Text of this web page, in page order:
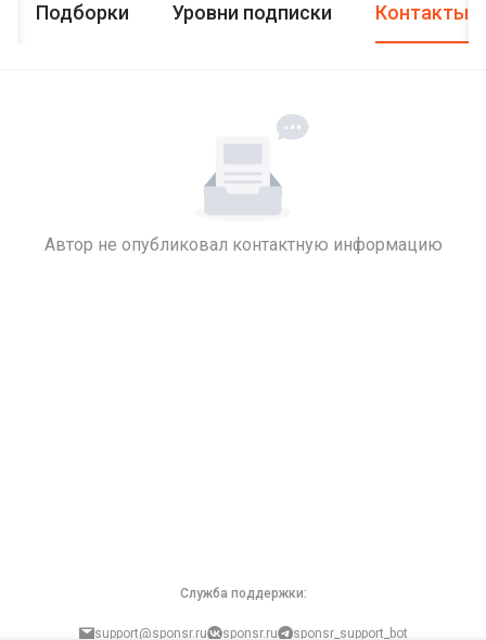
Подборки Уровни подписки Контакты
Автор не опубликовал контактную информацию
Служба поддержки:
support@sponsr.ru sponsr.ru sponsr_support_bot